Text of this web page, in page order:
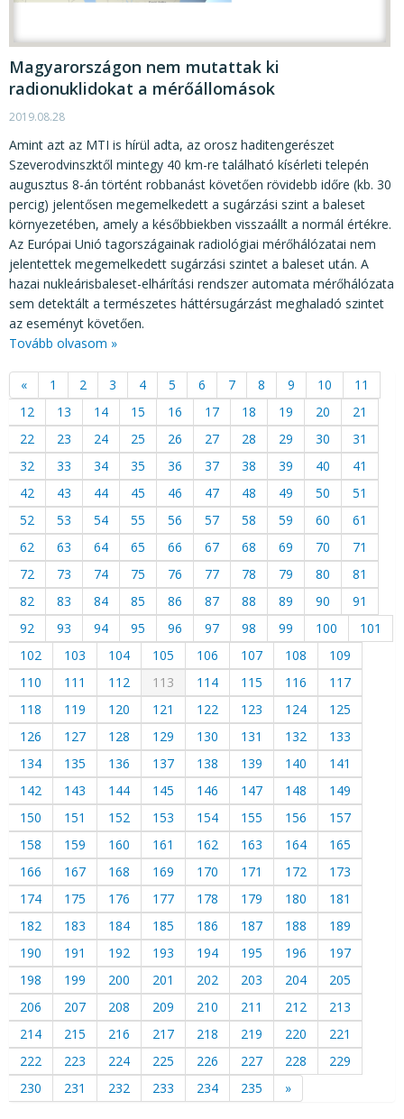
Magyarországon nem mutattak ki
radionuklidokat a mérőállomások
2019.08.28
Amint azt az MTI is hírül adta, az orosz haditengerészet
Szeverodvinszktől mintegy 40 km-re található kísérleti telepén
augusztus 8-án történt robbanást követően rövidebb időre (kb. 30
percig) jelentősen megemelkedett a sugárzási szint a baleset
környezetében, amely a későbbiekben visszaállt a normál értékre.
Az Európai Unió tagországainak radiológiai mérőhálózatai nem
jelentettek megemelkedett sugárzási szintet a baleset után. A
hazai nukleárisbaleset-elhárítási rendszer automata mérőhálózata
sem detektált a természetes háttérsugárzást meghaladó szintet
az eseményt követően.
Tovább olvasom »
« 1 2 3 4 5 6 7 8 9 10
11
12
13 14 15 16 17 18 19 20
21
22
23 24 25 26 27 28 29 30
31
32
33 34 35 36 37 38 39 40
41
42
43 44 45 46 47 48 49 50
51
52
53 54 55 56 57 58 59 60
61
62
63 64 65 66 67 68 69 70
71
72
73 74 75 76 77 78 79 80
81
82
83 84 85 86 87 88 89 90
91
92
93 94 95 96 97 98 99 100
101
102
103 104 105 106 107 108
109
110
111 112 113 114 115 116
117
118
119 120 121 122 123 124
125
126
127 128 129 130 131 132
133
134
135 136 137 138 139 140
141
142
143 144 145 146 147 148
149
150
151 152 153 154 155 156
157
158
159 160 161 162 163 164
165
166
167 168 169 170 171 172
173
174
175 176 177 178 179 180
181
182
183 184 185 186 187 188
189
190
191 192 193 194 195 196
197
198
199 200 201 202 203 204
205
206
207 208 209 210 211 212
213
214
215 216 217 218 219 220
221
222
223 224 225 226 227 228
229
230
231 232 233 234 235 »